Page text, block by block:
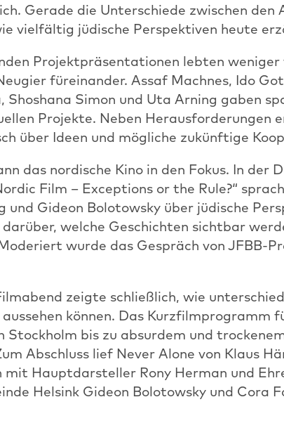
Gerade die Unterschiede zwischen den
vielfältig jüdische Perspektiven heute
Projektpräsentationen lebten weniger
füreinander. Assaf Machnes, Ido
Shoshana Simon und Uta Arning gaben
Projekte. Neben Herausforderungen
über Ideen und mögliche zukünftige
das nordische Kino in den Fokus. In der
Film – Exceptions or the Rule?“
und Gideon Bolotowsky über jüdische
welche Geschichten sichtbar
wurde das Gespräch von JFBB-
zeigte schließlich, wie
können. Das Kurzfilmprogramm
Stockholm bis zu absurdem und
Abschluss lief Never Alone von Klaus
mit Hauptdarsteller Rony Herman und
Helsink Gideon Bolotowsky und Cora